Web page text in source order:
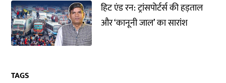
हिट एंड रन: ट्रांसपोर्टर्स की हड़ताल
और ‘कानूनी जाल’ का सारांश
TAGS